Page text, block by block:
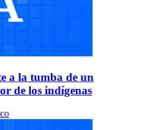
a la tumba de un
de los indígenas